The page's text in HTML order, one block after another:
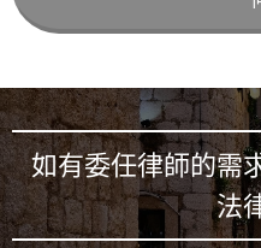
如有委任律師的需
法